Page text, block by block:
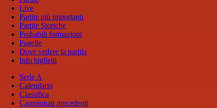
Live
Partite più importanti
Partite Storiche
Probabili formazioni
Pagelle
Dove vedere la partita
Info biglietti
Serie A
Calendario
Classifica
Campionati precedenti